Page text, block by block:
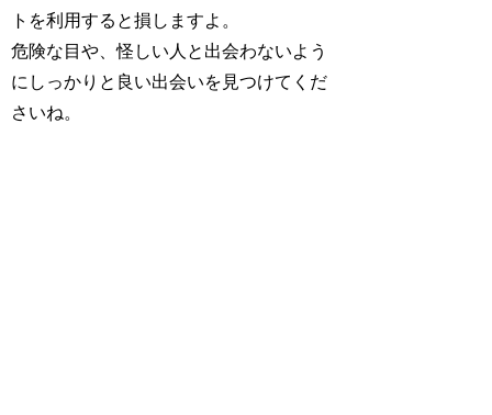
トを利用すると損しますよ。
危険な目や、怪しい人と出会わないよう
にしっかりと良い出会いを見つけてくだ
さいね。